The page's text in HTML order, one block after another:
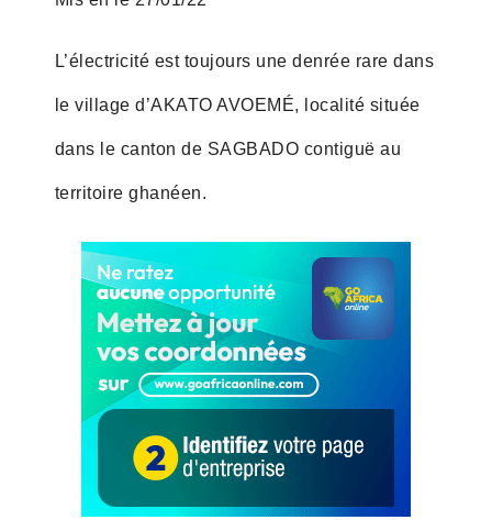
L’électricité est toujours une denrée rare dans
le village d’AKATO AVOEMÉ, localité située
dans le canton de SAGBADO contiguë au
territoire ghanéen.